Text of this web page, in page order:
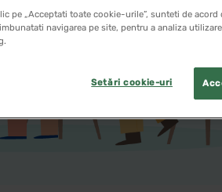
pe „Acceptati toate cookie-urile”, sunteti de
navigarea pe site, pentru a analiza
Setări cookie-uri